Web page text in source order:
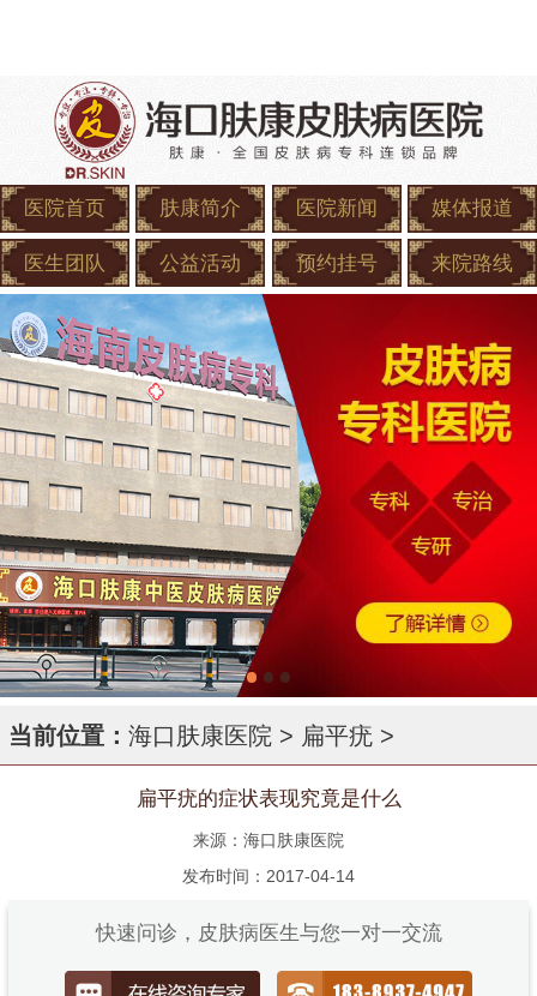
医院首页 肤康简介 医院新闻 媒体报道
医生团队 公益活动 预约挂号 来院路线
当前位置： 海口肤康医院 > 扁平疣 >
扁平疣的症状表现究竟是什么
来源：海口肤康医院
发布时间：2017-04-14
快速问诊，皮肤病医生与您一对一交流